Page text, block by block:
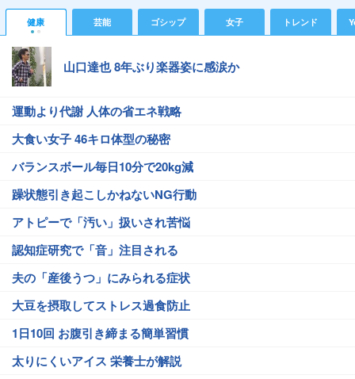
健康 芸能 ゴシップ 女子 トレンド
山口達也 8年ぶり楽器姿に感涙か
運動より代謝 人体の省エネ戦略
大食い女子 46キロ体型の秘密
バランスボール毎日10分で20kg減
躁状態引き起こしかねないNG行動
アトピーで「汚い」扱いされ苦悩
認知症研究で「音」注目される
夫の「産後うつ」にみられる症状
大豆を摂取してストレス過食防止
1日10回 お腹引き締まる簡単習慣
太りにくいアイス 栄養士が解説